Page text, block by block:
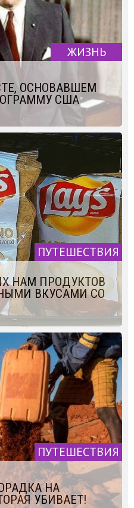
ЖИЗНЬ
ОСНОВАВШЕМ
США
ПУТЕШЕСТВИЯ
НАМ ПРОДУКТОВ
ВКУСАМИ СО
ПУТЕШЕСТВИЯ
НА
УБИВАЕТ!